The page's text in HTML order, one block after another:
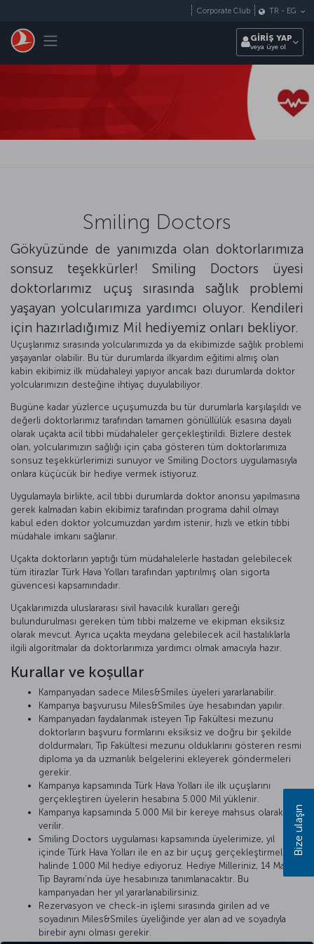
Toggle navigation
Corporate Club TR - EG
GİRİŞ YAP
veya üye ol
Smiling Doctors
Gökyüzünde de yanımızda olan doktorlarımıza
sonsuz teşekkürler! Smiling Doctors üyesi
doktorlarımız uçuş sırasında sağlık problemi
yaşayan yolcularımıza yardımcı oluyor. Kendileri
için hazırladığımız Mil hediyemiz onları bekliyor.
Uçuşlarımız sırasında yolcularımızda ya da ekibimizde sağlık problemi
yaşayanlar olabilir. Bu tür durumlarda ilkyardım eğitimi almış olan
kabin ekibimiz ilk müdahaleyi yapıyor ancak bazı durumlarda doktor
yolcularımızın desteğine ihtiyaç duyulabiliyor.
Bugüne kadar yüzlerce uçuşumuzda bu tür durumlarla karşılaşıldı ve
değerli doktorlarımız tarafından tamamen gönüllülük esasına dayalı
olarak uçakta acil tıbbi müdahaleler gerçekleştirildi. Bizlere destek
olan, yolcularımızın sağlığı için çaba gösteren tüm doktorlarımıza
sonsuz teşekkürlerimizi sunuyor ve Smiling Doctors uygulamasıyla
onlara küçücük bir hediye vermek istiyoruz.
Uygulamayla birlikte, acil tıbbi durumlarda doktor anonsu yapılmasına
gerek kalmadan kabin ekibimiz tarafından programa dahil olmayı
kabul eden doktor yolcumuzdan yardım istenir, hızlı ve etkin tıbbi
müdahale imkanı sağlanır.
Uçakta doktorların yaptığı tüm müdahalelerle hastadan gelebilecek
tüm itirazlar Türk Hava Yolları tarafından yaptırılmış olan sigorta
güvencesi kapsamındadır.
Uçaklarımızda uluslararası sivil havacılık kuralları gereği
bulundurulması gereken tüm tıbbi malzeme ve ekipman eksiksiz
olarak mevcut. Ayrıca uçakta meydana gelebilecek acil hastalıklarla
ilgili algoritmalar da doktorlarımıza yardımcı olmak amacıyla hazır.
Kurallar ve koşullar
Kampanyadan sadece Miles&Smiles üyeleri yararlanabilir.
Kampanya başvurusu Miles&Smiles üye hesabından yapılır.
Kampanyadan faydalanmak isteyen Tıp Fakültesi mezunu
doktorların başvuru formlarını eksiksiz ve doğru bir şekilde
doldurmaları, Tıp Fakültesi mezunu olduklarını gösteren resmi
diploma ya da uzmanlık belgelerini ekleyerek göndermeleri
gerekir.
Kampanya kapsamında Türk Hava Yolları ile ilk uçuşlarını
gerçekleştiren üyelerin hesabına 5.000 Mil yüklenir.
Kampanya kapsamında 5.000 Mil bir kereye mahsus olarak
verilir.
Smiling Doctors uygulaması kapsamında üyelerimize, yıl
içinde Türk Hava Yolları ile en az bir uçuş gerçekleştirmeleri
halinde 1.000 Mil hediye ediyoruz. Hediye Milleriniz, 14 Mart
Tıp Bayramı’nda üye hesabınıza tanımlanacaktır. Bu
kampanyadan her yıl yararlanabilirsiniz.
Rezervasyon ve check-in işlemi sırasında girilen ad ve
soyadının Miles&Smiles üyeliğinde yer alan ad ve soyadıyla
birebir aynı olması gerekir.
Bize ulaşın